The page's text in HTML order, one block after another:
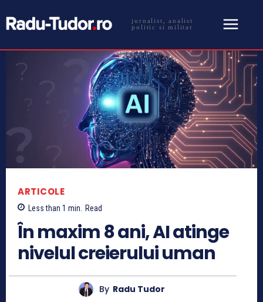
jurnalist, analist
politic si militar
ARTICOLE
Less than 1 min. Read
În maxim 8 ani, AI atinge
nivelul creierului uman
By Radu Tudor